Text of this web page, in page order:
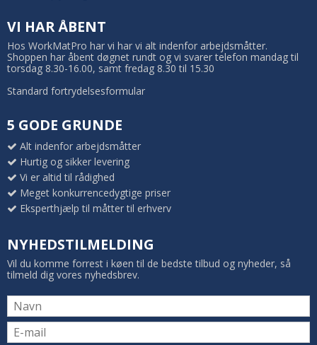
VI HAR ÅBENT
Hos WorkMatPro har vi har vi alt indenfor arbejdsmåtter.
Shoppen har åbent døgnet rundt og vi svarer telefon mandag til
torsdag 8.30-16.00, samt fredag 8.30 til 15.30
Standard fortrydelsesformular
5 GODE GRUNDE
Alt indenfor arbejdsmåtter
Hurtig og sikker levering
Vi er altid til rådighed
Meget konkurrencedygtige priser
Eksperthjælp til måtter til erhverv
NYHEDSTILMELDING
Vil du komme forrest i køen til de bedste tilbud og nyheder, så
tilmeld dig vores nyhedsbrev.